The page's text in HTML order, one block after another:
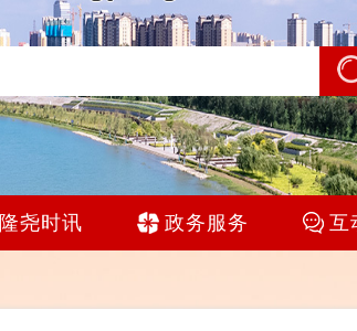
隆尧时讯 政务服务 互